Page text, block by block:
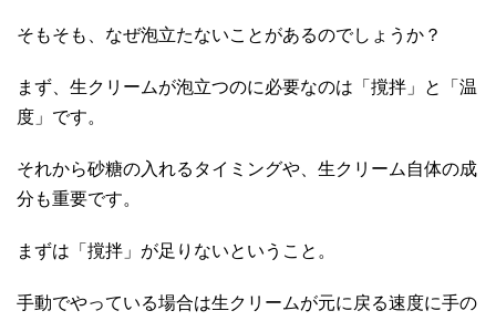
そもそも、なぜ泡立たないことがあるのでしょうか？
まず、生クリームが泡立つのに必要なのは「撹拌」と「温
度」です。
それから砂糖の入れるタイミングや、生クリーム自体の成
分も重要です。
まずは「撹拌」が足りないということ。
手動でやっている場合は生クリームが元に戻る速度に手の